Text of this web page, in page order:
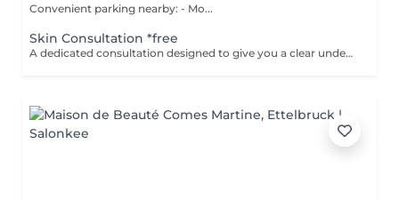
Convenient parking nearby: - Mo...
Skin Consultation *free
A dedicated consultation designed to give you a clear understanding of your skin and how to treat it effectively. During your visit we: - assess your skin condition - identify key concerns - discuss your goals - review your current skincare routine - recommend products and treatments tailored specifically to your skin This is a space to ask questions, gain clarity, and build a plan that feels right without pressure or obligation. Clear guidance. Honest recommendations. A plan you can trust. Start your GLOW journey with us.